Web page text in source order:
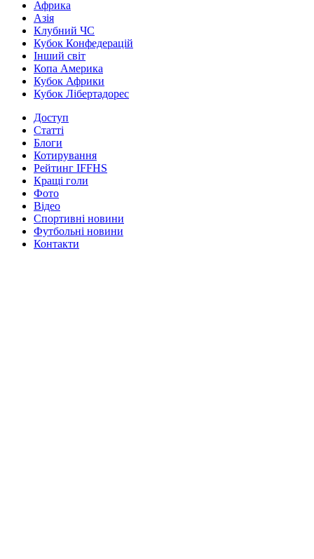
Африка
Азія
Клубний ЧС
Кубок Конфедерацій
Інший світ
Копа Америка
Кубок Африки
Кубок Лібертадорес
Доступ
Статті
Блоги
Котирування
Рейтинг IFFHS
Кращі голи
Фото
Відео
Спортивні новини
Футбольні новини
Контакти